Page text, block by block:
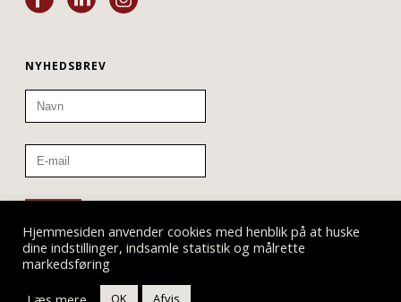
NYHEDSBREV
Hjemmesiden anvender cookies med henblik på at huske
dine indstillinger, indsamle statistik og målrette
markedsføring
OK Afvis